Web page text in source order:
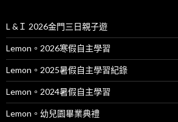
L &Ｉ 2026金門三日親子遊
Lemon。2026寒假自主學習
Lemon。2025暑假自主學習紀錄
Lemon。2024暑假自主學習
Lemon。幼兒園畢業典禮